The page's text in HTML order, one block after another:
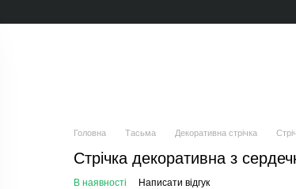
Головна Тасьма Декоративна стрічка
Стрічка декоративна з
В наявності Написати відгук